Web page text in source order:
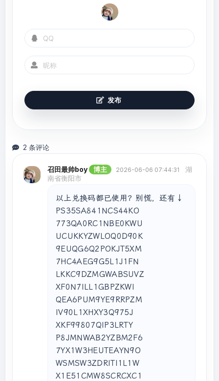
发布
2 条评论
召田最帅boy 博主 2026-06-06 07:44:31
湖
南省衡阳市
以上兑换码都已使用？别慌，还有↓
PS35SA841NCS44KO
773QA0RC1NBE0KWU
UCUKKYZWLOQ0D90K
9EUQG6Q2POKJT5XM
7HC4AEG9G5L1J1FN
LKKC9DZMGWABSUVZ
XF0N7ILL1GBPZKWI
QEA6PUM9YE9RRPZM
IV90L1XHXY3Q975J
XKF99807QIP3LRTY
P8JMNWAB2YZBM2F6
7YX1W3HEUTEAYN9O
WSMSW3ZDRITI1L1W
X1E51CMW8SCRCXC1